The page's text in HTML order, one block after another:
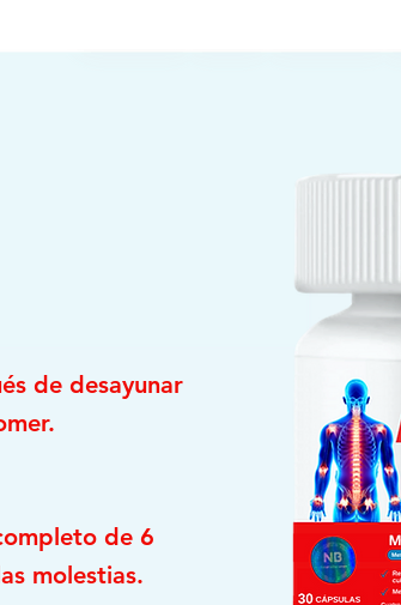
de desayunar
de 6
molestias.